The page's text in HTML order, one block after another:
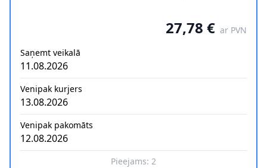
27,78 € ar PVN
Saņemt veikalā
11.08.2026
Venipak kurjers
13.08.2026
Venipak pakomāts
12.08.2026
Pieejams: 2